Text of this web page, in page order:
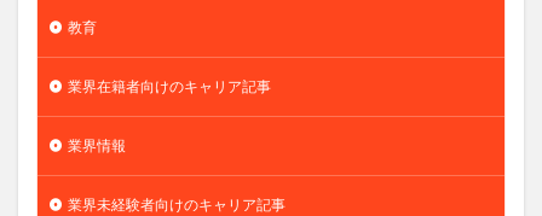
教育
業界在籍者向けのキャリア記事
業界情報
業界未経験者向けのキャリア記事